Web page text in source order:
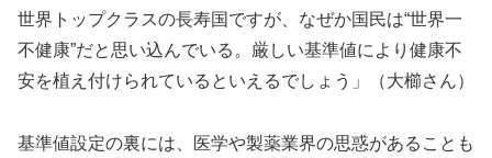
世界トップクラスの長寿国ですが、なぜか国民は“世界一
不健康”だと思い込んでいる。厳しい基準値により健康不
安を植え付けられているといえるでしょう」（大櫛さん）
基準値設定の裏には、医学や製薬業界の思惑があることも